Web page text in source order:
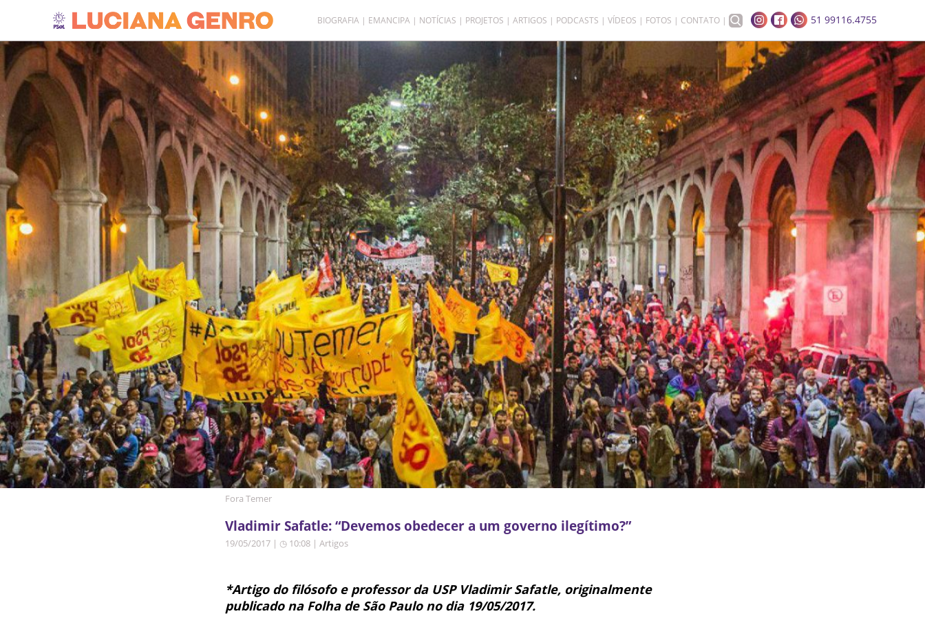
BIOGRAFIA EMANCIPA NOTÍCIAS PROJETOS ARTIGOS PODCASTS VÍDEOS FOTOS CONTATO 51 99116.4755
Fora Temer
Vladimir Safatle: “Devemos obedecer a um governo ilegítimo?”
19/05/2017 | ◷ 10:08 | Artigos
*Artigo do filósofo e professor da USP Vladimir Safatle, originalmente
publicado na Folha de São Paulo no dia 19/05/2017.